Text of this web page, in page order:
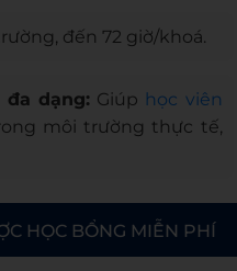
đến 72 giờ/khoá.
đa dạng: Giúp học viên
môi trường thực tế,
HỌC BỔNG MIỄN PHÍ